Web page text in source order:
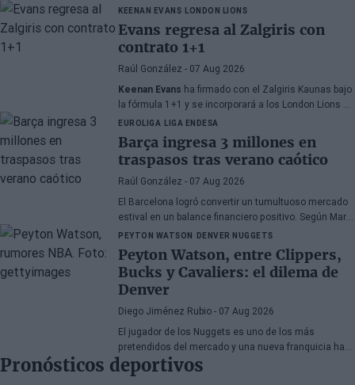
Cleveland Cavaliers y Detroit Pistons estarían
interesados en hacerse con sus servicios
KEENAN EVANS LONDON LIONS
Evans regresa al Zalgiris con
contrato 1+1
Raúl González - 07 Aug 2026
Keenan Evans ha firmado con el Zalgiris Kaunas bajo
la fórmula 1+1 y se incorporará a los London Lions en
calidad de cedido durante la temporada 2026/27. El
base estadounidense continúa su proceso de
recuperación tras las lesiones sufridas en los
últimos meses.
EUROLIGA LIGA ENDESA
Barça ingresa 3 millones en
traspasos tras verano caótico
Raúl González - 07 Aug 2026
El Barcelona logró convertir un tumultuoso mercado
estival en un balance financiero positivo. Según Marc
Mundet, la sección azulgrana ingresó cerca de tres
millones de euros procedentes de salidas de
jugadores, a pesar de un proceso de transferencias
marcado por la incertidumbre y los cambios de
última hora.
PEYTON WATSON DENVER NUGGETS
Peyton Watson, entre Clippers,
Bucks y Cavaliers: el dilema de
Denver
Diego Jiménez Rubio - 07 Aug 2026
El jugador de los Nuggets es uno de los más
pretendidos del mercado y una nueva franquicia ha
entrado en la puja.
Pronósticos deportivos